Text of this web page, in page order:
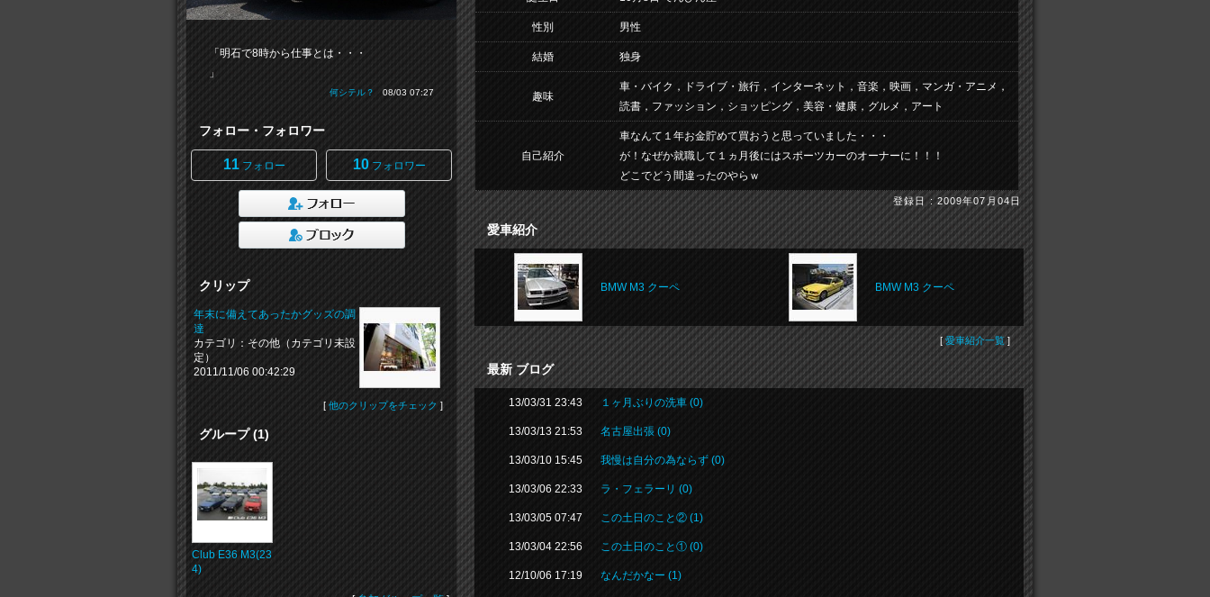
「明石で8時から仕事とは・・・
」
何シテル？ 08/03 07:27
フォロー・フォロワー
11フォロー 10フォロワー
クリップ
年末に備えてあったかグッズの調
達
カテゴリ：その他（カテゴリ未設
定）
2011/11/06 00:42:29
[ 他のクリップをチェック ]
グループ (1)
Club E36 M3(23
4)
性別 男性
結婚 独身
趣味
車・バイク，ドライブ・旅行，インターネット，音楽，映画，マンガ・アニメ，
読書，ファッション，ショッピング，美容・健康，グルメ，アート
自己紹介
車なんて１年お金貯めて買おうと思っていました・・・
が！なぜか就職して１ヵ月後にはスポーツカーのオーナーに！！！
どこでどう間違ったのやらｗ
登録日 : 2009年07月04日
愛車紹介
BMW M3 クーペ BMW M3 クーペ
[愛車紹介一覧]
最新 ブログ
13/03/31 23:43 １ヶ月ぶりの洗車 (0)
13/03/13 21:53 名古屋出張 (0)
13/03/10 15:45 我慢は自分の為ならず (0)
13/03/06 22:33 ラ・フェラーリ (0)
13/03/05 07:47 この土日のこと② (1)
13/03/04 22:56 この土日のこと① (0)
12/10/06 17:19 なんだかなー (1)